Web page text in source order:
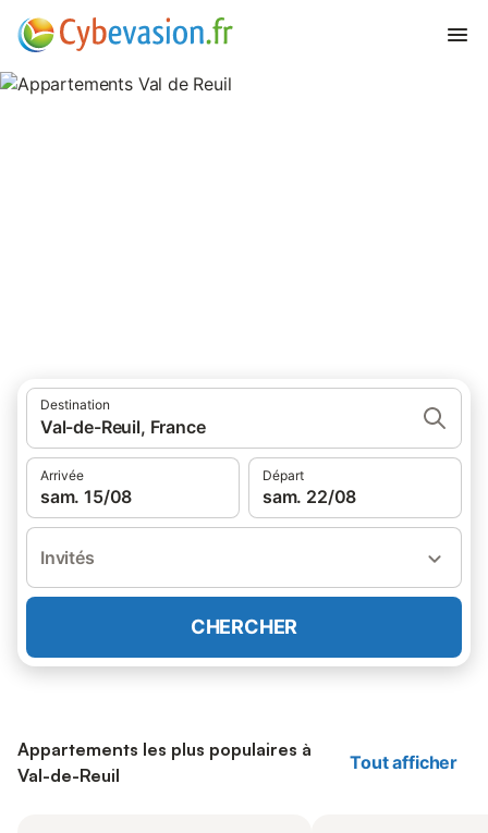
Destination
Val-de-Reuil, France
Arrivée
sam. 15/08
Départ
sam. 22/08
Invités
CHERCHER
Appartements les plus populaires à
Val-de-Reuil
Tout afficher